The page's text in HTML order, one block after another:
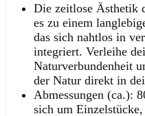
Die zeitlose Ästhetik
es zu einem
das sich nahtlos in
integriert. Verleihe
Naturverbundenheit
der Natur direkt in
Abmessungen (ca.):
sich um